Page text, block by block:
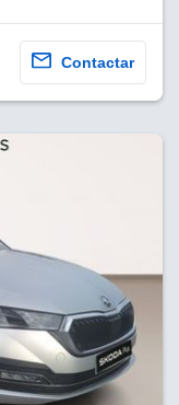
Contactar